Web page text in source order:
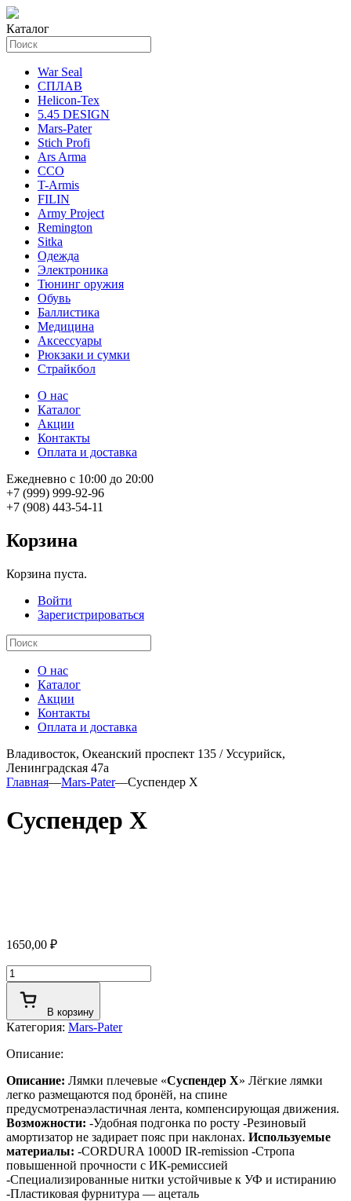
Каталог
War Seal
СПЛАВ
Helicon-Tex
5.45 DESIGN
Mars-Pater
Stich Profi
Ars Arma
ССО
T-Armis
FILIN
Army Project
Remington
Sitka
Одежда
Электроника
Тюнинг оружия
Обувь
Баллистика
Медицина
Аксессуары
Рюкзаки и сумки
Страйкбол
О нас
Каталог
Акции
Контакты
Оплата и доставка
Ежедневно с 10:00 до 20:00
+7 (999) 999-92-96
+7 (908) 443-54-11
Корзина
Корзина пуста.
Войти
Зарегистрироваться
О нас
Каталог
Акции
Контакты
Оплата и доставка
Владивосток, Океанский проспект 135 / Уссурийск,
Ленинградская 47а
Главная—Mars-Pater—Суспендер Х
Суспендер Х
1650,00 ₽
Количество
товара
Суспендер
В корзину
Категория: Mars-Pater
Описание:
Описание: Лямки плечевые «Суспендер Х» Лёгкие лямки
легко размещаются под бронёй, на спине
предусмотренаэластичная лента, компенсирующая движения.
Возможности: -Удобная подгонка по росту -Резиновый
амортизатор не задирает пояс при наклонах. Используемые
материалы: -CORDURA 1000D IR-remission -Стропа
повышенной прочности c ИК-ремиссией
-Специализированные нитки устойчивые к УФ и истиранию
-Пластиковая фурнитура — ацеталь